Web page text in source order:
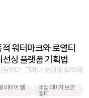
워터마크와 로열티
싱 플랫폼 기획법
한다. 그러나 보안에 집착해
바이어 웹
#웹 이미지 보안
필터